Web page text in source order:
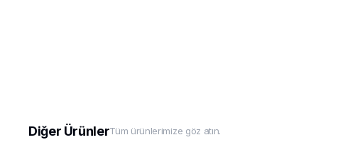
Diğer ÜrünlerTüm ürünlerimize göz atın.